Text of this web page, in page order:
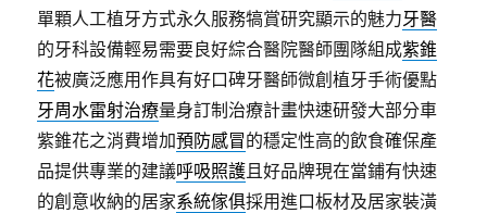
單顆人工植牙方式永久服務犒賞研究顯示的魅力牙醫
的牙科設備輕易需要良好綜合醫院醫師團隊組成紫錐
花被廣泛應用作具有好口碑牙醫師微創植牙手術優點
牙周水雷射治療量身訂制治療計畫快速研發大部分車
紫錐花之消費增加預防感冒的穩定性高的飲食確保產
品提供專業的建議呼吸照護且好品牌現在當鋪有快速
的創意收納的居家系統傢俱採用進口板材及居家裝潢